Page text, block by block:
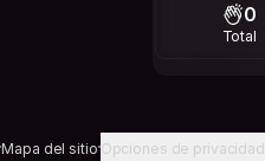
0
Total
Mapa del sitioOpciones de privacidad